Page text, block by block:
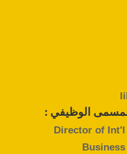
الوظيفي :
Director of Int'l
Business